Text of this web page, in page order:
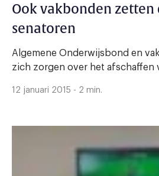
Ook vakbonden zetten
senatoren
Algemene Onderwijsbond en
zich zorgen over het afschaffen
12 januari 2015 - 2 min.